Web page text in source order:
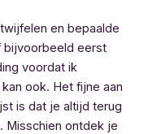
en bepaalde
bijvoorbeeld eerst
voordat ik
ook. Het fijne aan
is dat je altijd terug
Misschien ontdek je